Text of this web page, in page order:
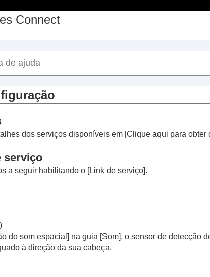
Connect
“Sony | Headphones Connect”
na guia [Status]
na guia [Som]
na guia [Sistema]
na guia [Serviços]
histórico de comportamento de uso dos fones de
um widget no seu smartphone
dos serviços disponíveis em [Clique aqui para obter
serviço
a seguir habilitando o [Link de serviço].
do som espacial ] na guia [Som], o sensor de detecção
à direção da sua cabeça.